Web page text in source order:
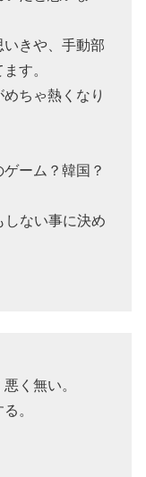
きや、手動部
す。
ちゃ熱くなり
ーム？韓国？
ない事に決め
く無い。
。